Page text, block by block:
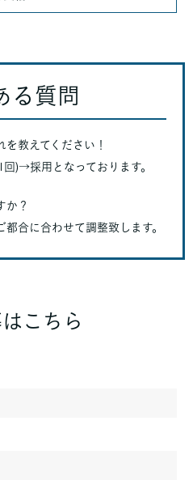
る質問
教えてください！
)→採用となっております。
か？
合に合わせて調整致します。